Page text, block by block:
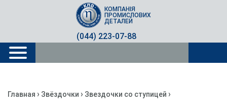
(044) 223-07-88
КОМПАНІЯ
ПРОМИСЛОВИХ
ДЕТАЛЕЙ
Главная › Звёздочки › Звездочки со ступицей ›